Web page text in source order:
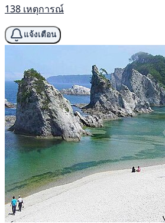
138 เหตุการณ์
แจ้งเตือน